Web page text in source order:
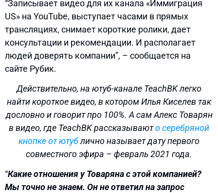
“Записывает видео для их канала «Иммиграция
US» на YouTube, выступает часами в прямых
трансляциях, снимает короткие ролики, дает
консультации и рекомендации. И располагает
людей доверять компании”, – сообщается на
сайте Рубик.
Действительно, на ютуб-канале TeachBK легко
найти короткое видео, в котором Илья Киселев так
дословно и говорит про 100%. А сам Алекс Товарян
в видео, где TeachBK рассказываюто серебряной
кнопке от ютублично называет дату первого
совместного эфира – февраль 2021 года.
“Какие отношения у Товаряна с этой компанией?
Мы точно не знаем. Он не ответил на запрос